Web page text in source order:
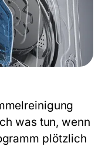
was tun, wenn
plötzlich